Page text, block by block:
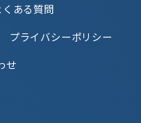
くある質問
プライバシーポリシー
せ